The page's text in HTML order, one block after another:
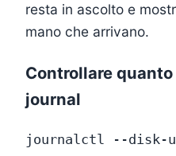
resta in ascolto e
mano che arrivano.
Controllare
journal